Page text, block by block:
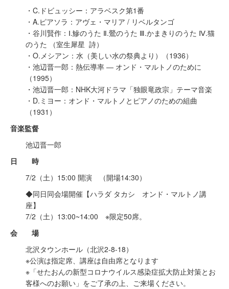
・C.ドビュッシー：アラベスク第1番
・A.ピアソラ：アヴェ・マリア / リベルタンゴ
・谷川賢作：Ⅰ.鰺のうた Ⅱ.鶯のうた Ⅲ.かまきりのうた Ⅳ.猫
のうた （室生犀星 詩）
・O.メシアン：水（美しい水の祭典より）（1936）
・池辺晋一郎：熱伝導率 ― オンド・マルトノのために
（1995）
・池辺晋一郎：NHK大河ドラマ「独眼竜政宗」テーマ音楽
・D.ミヨー：オンド・マルトノとピアノのための組曲
（1931）
音楽監督
池辺晋一郎
日 時
7/2（土）15:00 開演 （開場14:30）
◆同日同会場開催【ハラダ タカシ オンド・マルトノ講
座】
7/2（土）13:00~14:00 ※限定50席。
会 場
北沢タウンホール（北沢2-8-18）
※公演は指定席、講座は自由席となります
※「せたおんの新型コロナウイルス感染症拡大防止対策とお
客様へのお願い」をご了承の上、ご来場ください。